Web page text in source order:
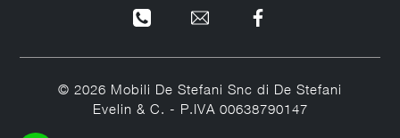
© 2026 Mobili De Stefani Snc di De Stefani
Evelin & C. - P.IVA 00638790147